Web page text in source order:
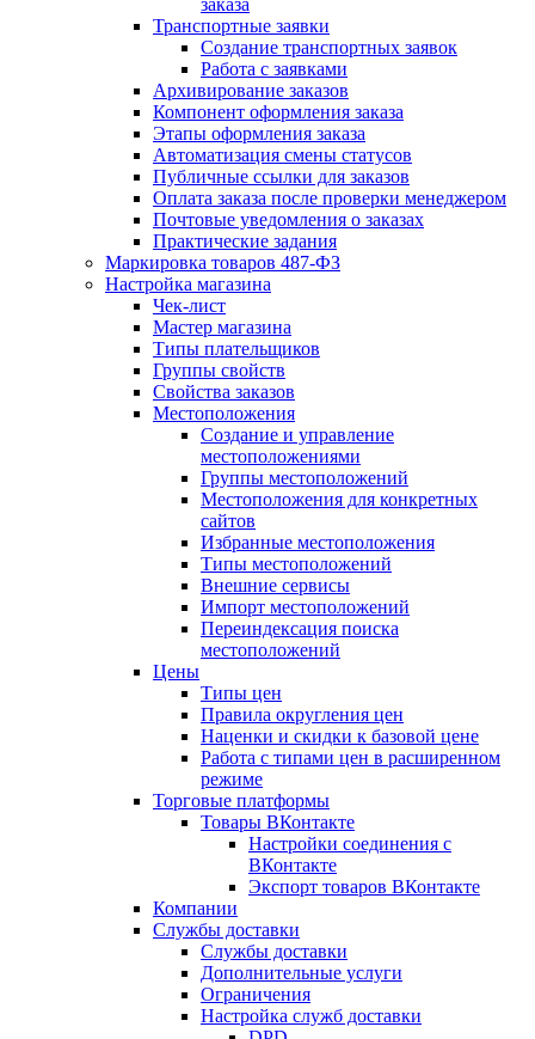
заказа
Транспортные заявки
Создание транспортных заявок
Работа с заявками
Архивирование заказов
Компонент оформления заказа
Этапы оформления заказа
Автоматизация смены статусов
Публичные ссылки для заказов
Оплата заказа после проверки менеджером
Почтовые уведомления о заказах
Практические задания
Маркировка товаров 487-ФЗ
Настройка магазина
Чек-лист
Мастер магазина
Типы плательщиков
Группы свойств
Свойства заказов
Местоположения
Создание и управление
местоположениями
Группы местоположений
Местоположения для конкретных
сайтов
Избранные местоположения
Типы местоположений
Внешние сервисы
Импорт местоположений
Переиндексация поиска
местоположений
Цены
Типы цен
Правила округления цен
Наценки и скидки к базовой цене
Работа с типами цен в расширенном
режиме
Торговые платформы
Товары ВКонтакте
Настройки соединения с
ВКонтакте
Экспорт товаров ВКонтакте
Компании
Службы доставки
Службы доставки
Дополнительные услуги
Ограничения
Настройка служб доставки